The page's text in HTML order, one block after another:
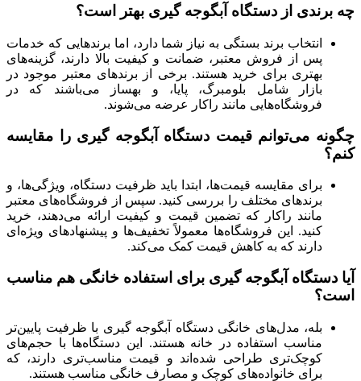
چه برندی از دستگاه آبگوجه گیری بهتر است؟
انتخاب برند بستگی به نیاز شما دارد، اما برندهایی که خدمات
پس از فروش معتبر، ضمانت و کیفیت بالا دارند، گزینه‌های
بهتری برای خرید هستند. برخی از برندهای معتبر موجود در
بازار شامل بلومبرگ، پایا، و بهساز می‌باشند که در
فروشگاه‌هایی مانند راکار عرضه می‌شوند.
چگونه می‌توانم قیمت دستگاه آبگوجه گیری را مقایسه
کنم؟
برای مقایسه قیمت‌ها، ابتدا باید ظرفیت دستگاه، ویژگی‌ها، و
برندهای مختلف را بررسی کنید. سپس از فروشگاه‌های معتبر
مانند راکار که تضمین قیمت و کیفیت ارائه می‌دهند، خرید
کنید. این فروشگاه‌ها معمولاً تخفیف‌ها و پیشنهادهای ویژه‌ای
دارند که به کاهش قیمت کمک می‌کند.
آیا دستگاه آبگوجه گیری برای استفاده خانگی هم مناسب
است؟
بله، مدل‌های خانگی دستگاه آبگوجه گیری با ظرفیت پایین‌تر
مناسب استفاده در خانه هستند. این دستگاه‌ها با حجم‌های
کوچک‌تری طراحی شده‌اند و قیمت مناسب‌تری دارند، که
برای خانواده‌های کوچک و مصارف خانگی مناسب هستند.